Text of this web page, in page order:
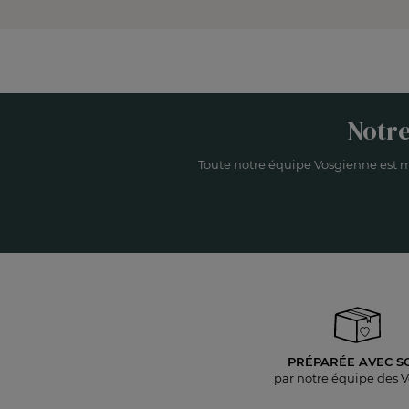
Toute notre équipe Vosgienne est
PRÉPARÉE AVEC
par notre équipe des